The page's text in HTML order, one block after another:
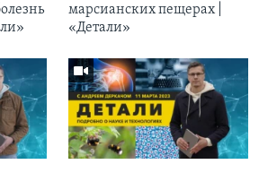
марсианских пещерах |
«Детали»